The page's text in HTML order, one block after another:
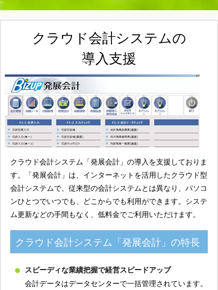
クラウド会計システムの
導入支援
クラウド会計システム「発展会計」の導入を支援しておりま
す。「発展会計」は、インターネットを活用したクラウド型
会計システムで、従来型の会計システムとは異なり、パソコ
ンひとつでいつでも、どこからでも利用ができます。システ
ム更新などの手間もなく、低料金でご利用いただけます。
クラウド会計システム「発展会計」の特長
スピーディな業績把握で経営スピードアップ
会計データはデータセンターで一括管理されています。